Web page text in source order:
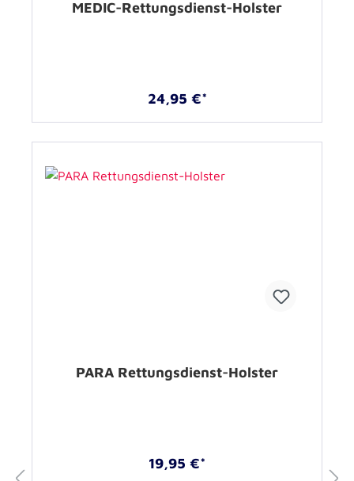
MEDIC-Rettungsdienst-Holster
24,95 €*
PARA Rettungsdienst-Holster
19,95 €*